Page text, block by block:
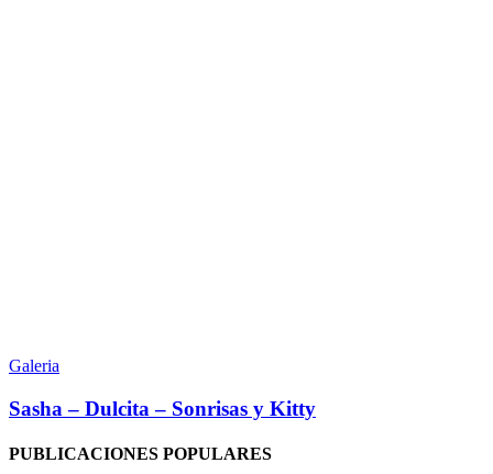
–
–
Sonrisas
y
Kitty
Galeria
Sasha – Dulcita – Sonrisas y Kitty
PUBLICACIONES POPULARES